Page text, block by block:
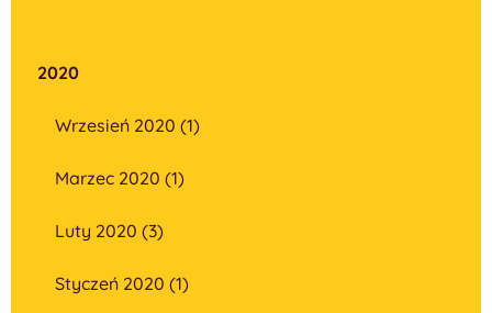
2020
Wrzesień 2020 (1)
Marzec 2020 (1)
Luty 2020 (3)
Styczeń 2020 (1)